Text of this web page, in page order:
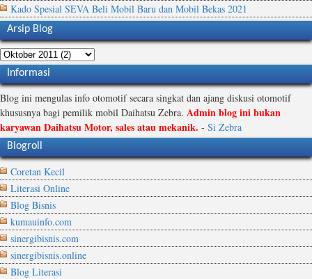
Kado Spesial SEVA Beli Mobil Baru dan Mobil Bekas 2021
Arsip Blog
Informasi
Blog ini mengulas info otomotif secara singkat dan ajang diskusi otomotif
khususnya bagi pemilik mobil Daihatsu Zebra. Admin blog ini bukan
karyawan Daihatsu Motor, sales atau mekanik. - Si Zebra
Blogroll
Coretan Kecil
Literasi Online
Blog Bisnis
kumauinfo.com
sinergibisnis.com
sinergibisnis.online
Blog Literasi